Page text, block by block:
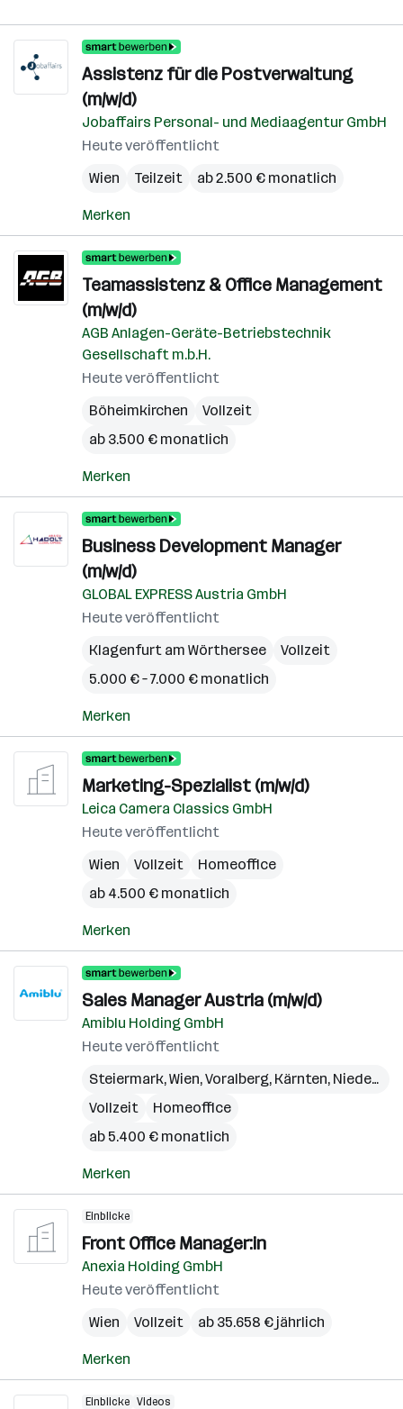
Assistenz für die Postverwaltung
(m/w/d)
Jobaffairs Personal- und Mediaagentur GmbH
Heute veröffentlicht
Wien
Teilzeit ab 2.500 € monatlich
Merken
Teamassistenz & Office Management
(m/w/d)
AGB Anlagen-Geräte-Betriebstechnik
Gesellschaft m.b.H.
Heute veröffentlicht
Böheimkirchen
Vollzeit
ab 3.500 € monatlich
Merken
Business Development Manager
(m/w/d)
GLOBAL EXPRESS Austria GmbH
Heute veröffentlicht
Klagenfurt am Wörthersee
Vollzeit
5.000 € – 7.000 € monatlich
Merken
Marketing-Spezialist (m/w/d)
Leica Camera Classics GmbH
Heute veröffentlicht
Wien
Vollzeit
Homeoffice
ab 4.500 € monatlich
Merken
Sales Manager Austria (m/w/d)
Amiblu Holding GmbH
Heute veröffentlicht
Steiermark,Wien,Voralberg, Kärnten, Niederösterreich
Vollzeit
Homeoffice
ab 5.400 € monatlich
Merken
Einblicke
Front Office Manager:in
Anexia Holding GmbH
Heute veröffentlicht
Wien
Vollzeit ab 35.658 € jährlich
Merken
Einblicke Videos